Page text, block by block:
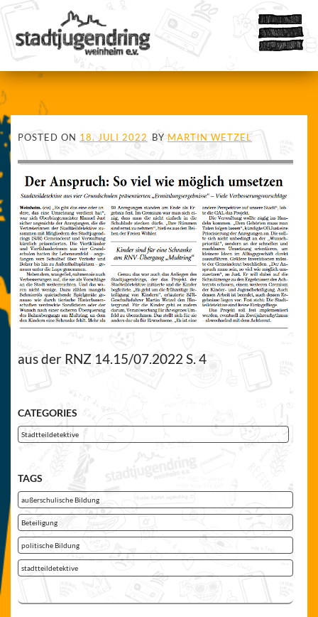
POSTED ON 18. JULI 2022 BY MARTIN WETZEL
aus der RNZ 14.15/07.2022 S. 4
CATEGORIES
Stadtteildetektive
TAGS
außerschulische Bildung
Beteiligung
politische Bildung
stadtteildetektive